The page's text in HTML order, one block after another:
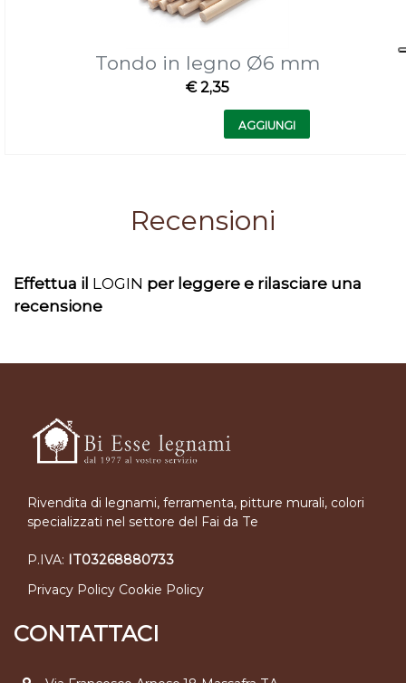
Tondo in legno Ø6 mm
€ 2,35
Quantità
AGGIUNGI
Recensioni
Effettua il LOGIN per leggere e rilasciare una
recensione
Rivendita di legnami, ferramenta, pitture murali, colori
specializzati nel settore del Fai da Te
P.IVA: IT03268880733
Privacy Policy Cookie Policy
CONTATTACI